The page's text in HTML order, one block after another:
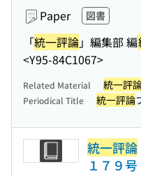
Paper 図書
「統一評論」編集部 編
<Y95-84C1067>
Related Material 統一評
Periodical Title 統一評論
統一評論
１７９号